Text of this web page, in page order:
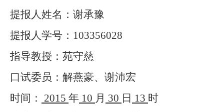
提报人姓名：谢承豫
提报人学号： 103356028
指导教授：苑守慈
口试委员：解燕豪、谢沛宏
时间：
2015 年 10 月 30 日 13 时